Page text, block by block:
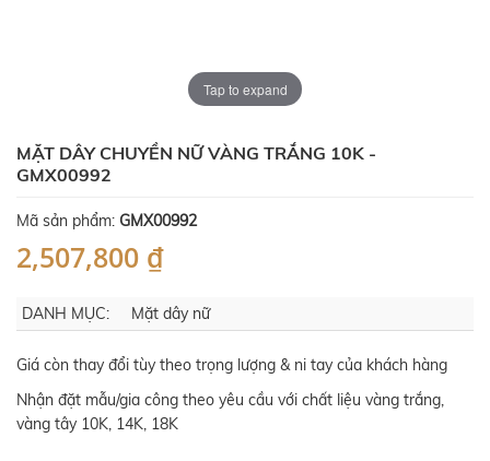
Tap to expand
MẶT DÂY CHUYỀN NỮ VÀNG TRẮNG 10K -
GMX00992
Mã sản phẩm: GMX00992
2,507,800 ₫
DANH MỤC: Mặt dây nữ
Giá còn thay đổi tùy theo trọng lượng & ni tay của khách hàng
Nhận đặt mẫu/gia công theo yêu cầu với chất liệu vàng trắng,
vàng tây 10K, 14K, 18K